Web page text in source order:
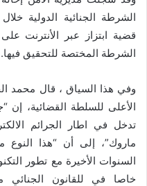
قضية ابتزاز عبر الأنترنت
الشرطة المختصة للتحقيق فيها.
وفي هذا السياق ، قال محمد
الأعلى للسلطة القضائية، إن
تدخل في اطار الجرائم
ماروك”، إلى أن “هذا
السنوات الأخيرة مع تطور
خاصا في للقانون الجنائي